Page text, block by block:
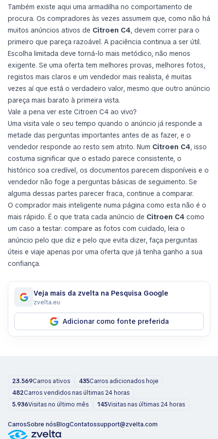
Também existe aqui uma armadilha no comportamento de
procura. Os compradores às vezes assumem que, como não há
muitos anúncios ativos de Citroen C4, devem correr para o
primeiro que pareça razoável. A paciência continua a ser útil.
Escolha limitada deve torná-lo mais metódico, não menos
exigente. Se uma oferta tem melhores provas, melhores fotos,
registos mais claros e um vendedor mais realista, é muitas
vezes aí que está o verdadeiro valor, mesmo que outro anúncio
pareça mais barato à primeira vista.
Vale a pena ver este Citroen C4 ao vivo?
Uma visita vale o seu tempo quando o anúncio já responde a
metade das perguntas importantes antes de as fazer, e o
vendedor responde ao resto sem atrito. Num Citroen C4, isso
costuma significar que o estado parece consistente, o
histórico soa credível, os documentos parecem disponíveis e o
vendedor não foge a perguntas básicas de seguimento. Se
alguma dessas partes parecer fraca, continue a comparar.
O comprador mais inteligente numa página como esta não é o
mais rápido. É o que trata cada anúncio de Citroen C4 como
um caso a testar: compare as fotos com cuidado, leia o
anúncio pelo que diz e pelo que evita dizer, faça perguntas
úteis e viaje apenas por uma oferta que já tenha ganho a sua
confiança.
Veja mais da zvelta na Pesquisa Google
zvelta.eu
Adicionar como fonte preferida
23.569Carros ativos 435Carros adicionados hoje
482Carros vendidos nas últimas 24 horas
5.936Visitas no último mês 145Visitas nas últimas 24 horas
CarrosSobre nósBlogContatossupport@zvelta.com